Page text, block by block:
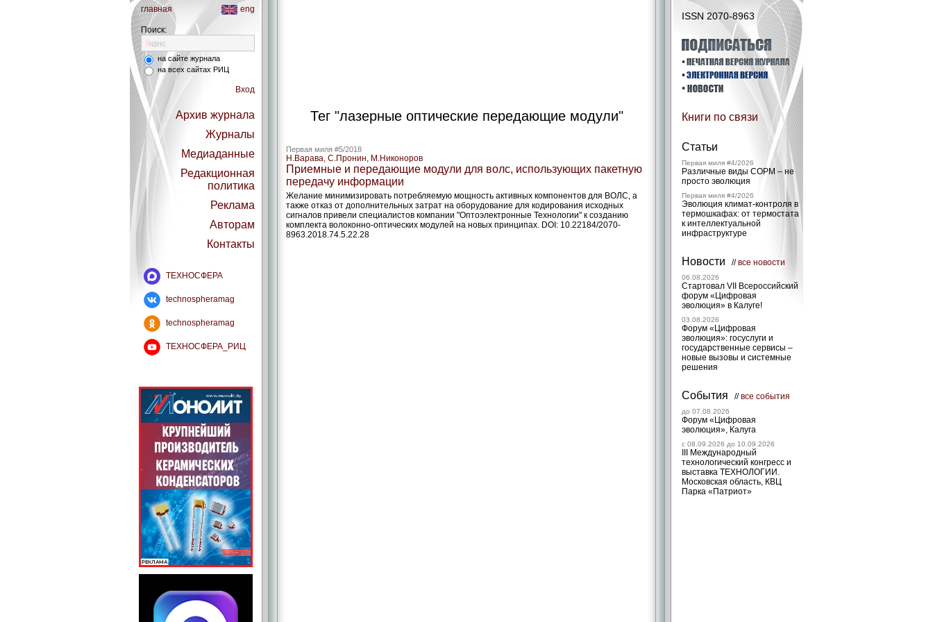
главная eng
Поиск:
на сайте журнала
на всех сайтах РИЦ
Вход
Архив журнала
Журналы
Медиаданные
Редакционная
политика
Реклама
Авторам
Контакты
ТЕХНОСФЕРА
technospheramag
technospheramag
ТЕХНОСФЕРА_РИЦ
ISSN 2070-8963
Книги по связи
Статьи
Первая миля #4/2026
Различные виды СОРМ – не
просто эволюция
Первая миля #4/2026
Эволюция климат-контроля в
термошкафах: от термостата
к интеллектуальной
инфраструктуре
Новости //все новости
06.08.2026
Стартовал VII Всероссийский
форум «Цифровая
эволюция» в Калуге!
03.08.2026
Форум «Цифровая
эволюция»: госуслуги и
государственные сервисы –
новые вызовы и системные
решения
События //все события
до 07.08.2026
Форум «Цифровая
эволюция», Калуга
c 08.09.2026 до 10.09.2026
III Международный
технологический конгресс и
выставка ТЕХНОЛОГИИ.
Московская область, КВЦ
Парка «Патриот»
Тег "лазерные оптические передающие модули"
Первая миля #5/2018
Н.Варава, С.Пронин, М.Никоноров
Приемные и передающие модули для волс, использующих пакетную
передачу информации
Желание минимизировать потребляемую мощность активных компонентов для ВОЛС, а
также отказ от дополнительных затрат на оборудование для кодирования исходных
сигналов привели специалистов компании "Оптоэлектронные Технологии" к созданию
комплекта волоконно-оптических модулей на новых принципах. DOI: 10.22184/2070-
8963.2018.74.5.22.28